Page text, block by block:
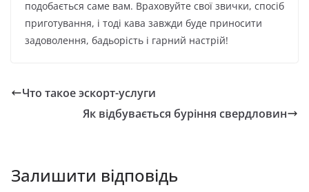
подобається саме вам. Враховуйте свої звички, спосіб
приготування, і тоді кава завжди буде приносити
задоволення, бадьорість і гарний настрій!
Что такое эскорт-услуги
Як відбувається буріння свердловин
Залишити відповідь